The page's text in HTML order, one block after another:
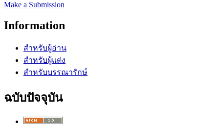
Make a Submission
Information
สำหรับผู้อ่าน
สำหรับผู้แต่ง
สำหรับบรรณารักษ์
ฉบับปัจจุบัน